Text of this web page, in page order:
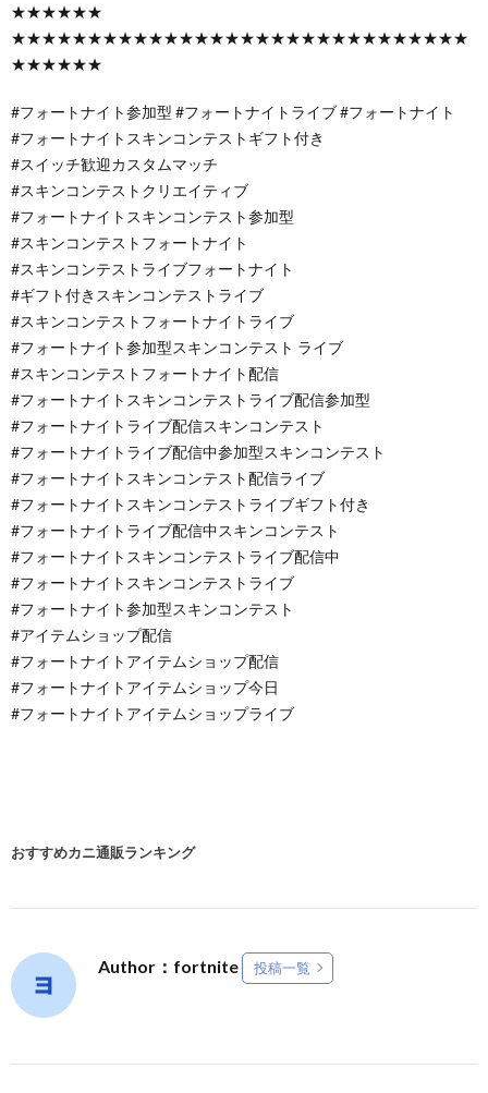
★★★★★★
★★★★★★★★★★★★★★★★★★★★★★★★★★★★★★
★★★★★★
#フォートナイト参加型 #フォートナイトライブ #フォートナイト
#フォートナイトスキンコンテストギフト付き
#スイッチ歓迎カスタムマッチ
#スキンコンテストクリエイティブ
#フォートナイトスキンコンテスト参加型
#スキンコンテストフォートナイト
#スキンコンテストライブフォートナイト
#ギフト付きスキンコンテストライブ
#スキンコンテストフォートナイトライブ
#フォートナイト参加型スキンコンテスト ライブ
#スキンコンテストフォートナイト配信
#フォートナイトスキンコンテストライブ配信参加型
#フォートナイトライブ配信スキンコンテスト
#フォートナイトライブ配信中参加型スキンコンテスト
#フォートナイトスキンコンテスト配信ライブ
#フォートナイトスキンコンテストライブギフト付き
#フォートナイトライブ配信中スキンコンテスト
#フォートナイトスキンコンテストライブ配信中
#フォートナイトスキンコンテストライブ
#フォートナイト参加型スキンコンテスト
#アイテムショップ配信
#フォートナイトアイテムショップ配信
#フォートナイトアイテムショップ今日
#フォートナイトアイテムショップライブ
おすすめカニ通販ランキング
Author：fortnite 投稿一覧